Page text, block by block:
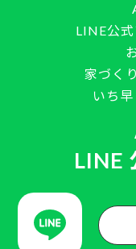
LINE公
家づく
いち早
LINE